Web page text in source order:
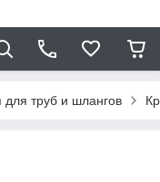
для труб и шлангов